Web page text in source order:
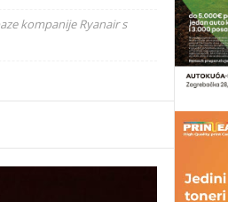
kompanije Ryanair s